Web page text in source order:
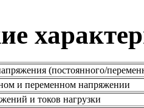
(постоянного/
и переменном напряжении
и токов нагрузки